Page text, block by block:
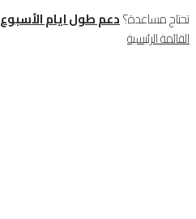
تحتاج مساعدة؟دعم طول ايام الأسبوع
القائمة الرئيسية